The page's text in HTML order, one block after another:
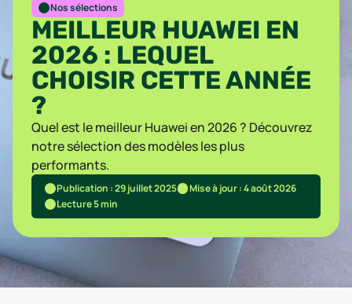
Nos sélections
MEILLEUR HUAWEI EN
2026 : LEQUEL
CHOISIR CETTE ANNÉE
?
Quel est le meilleur Huawei en 2026 ? Découvrez
notre sélection des modèles les plus
performants.
Publication : 29 juillet 2025
Mise à jour : 4 août 2026
Lecture 5 min